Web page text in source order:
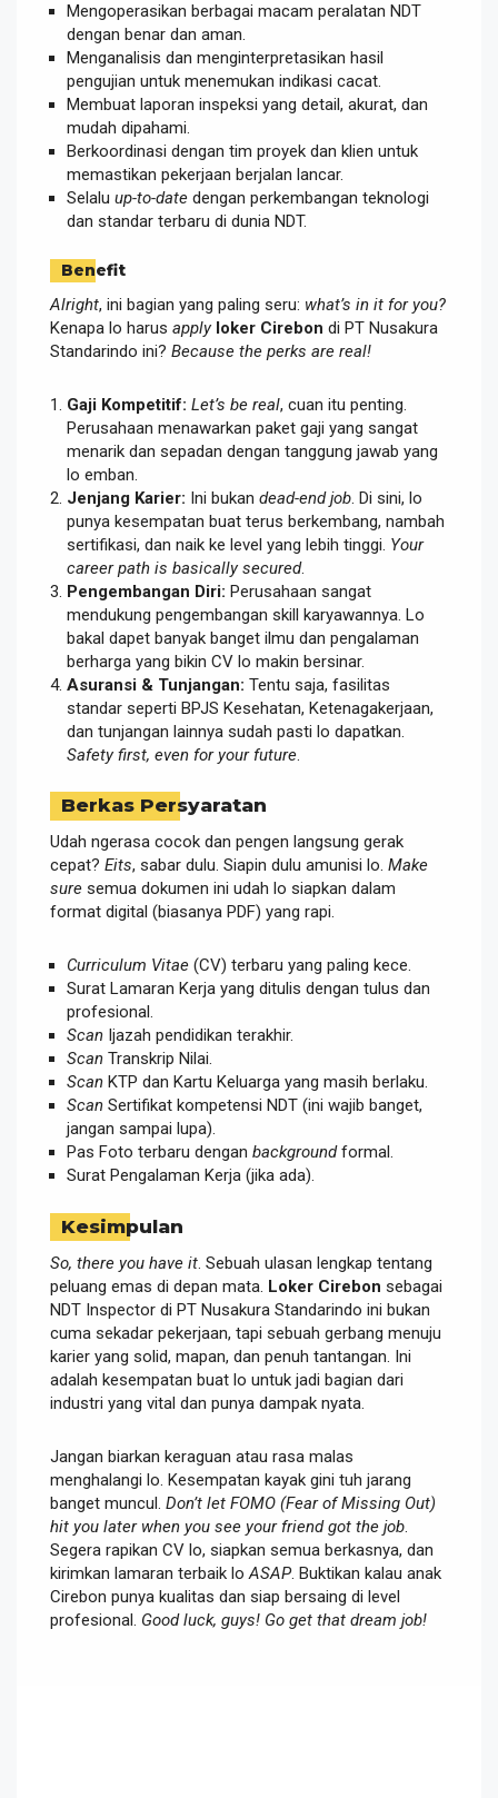
Mengoperasikan berbagai macam peralatan NDT
dengan benar dan aman.
Menganalisis dan menginterpretasikan hasil
pengujian untuk menemukan indikasi cacat.
Membuat laporan inspeksi yang detail, akurat, dan
mudah dipahami.
Berkoordinasi dengan tim proyek dan klien untuk
memastikan pekerjaan berjalan lancar.
Selalu up-to-date dengan perkembangan teknologi
dan standar terbaru di dunia NDT.
Benefit
Alright, ini bagian yang paling seru: what’s in it for you?
Kenapa lo harus apply loker Cirebon di PT Nusakura
Standarindo ini? Because the perks are real!
Gaji Kompetitif: Let’s be real, cuan itu penting.
Perusahaan menawarkan paket gaji yang sangat
menarik dan sepadan dengan tanggung jawab yang
lo emban.
Jenjang Karier: Ini bukan dead-end job . Di sini, lo
punya kesempatan buat terus berkembang, nambah
sertifikasi, dan naik ke level yang lebih tinggi. Your
career path is basically secured.
Pengembangan Diri: Perusahaan sangat
mendukung pengembangan skill karyawannya. Lo
bakal dapet banyak banget ilmu dan pengalaman
berharga yang bikin CV lo makin bersinar.
Asuransi & Tunjangan: Tentu saja, fasilitas
standar seperti BPJS Kesehatan, Ketenagakerjaan,
dan tunjangan lainnya sudah pasti lo dapatkan.
Safety first, even for your future
Berkas Persyaratan
Udah ngerasa cocok dan pengen langsung gerak
cepat? Eits, sabar dulu. Siapin dulu amunisi lo. Make
sure semua dokumen ini udah lo siapkan dalam
format digital (biasanya PDF) yang rapi.
Curriculum Vitae (CV) terbaru yang paling kece.
Surat Lamaran Kerja yang ditulis dengan tulus dan
profesional.
Scan Ijazah pendidikan terakhir.
Scan Transkrip Nilai.
Scan KTP dan Kartu Keluarga yang masih berlaku.
Scan Sertifikat kompetensi NDT (ini wajib banget,
jangan sampai lupa).
Pas Foto terbaru dengan backgroundformal.
Surat Pengalaman Kerja (jika ada).
Kesimpulan
So, there you have it . Sebuah ulasan lengkap tentang
peluang emas di depan mata. Loker Cirebon sebagai
NDT Inspector di PT Nusakura Standarindo ini bukan
cuma sekadar pekerjaan, tapi sebuah gerbang menuju
karier yang solid, mapan, dan penuh tantangan. Ini
adalah kesempatan buat lo untuk jadi bagian dari
industri yang vital dan punya dampak nyata.
Jangan biarkan keraguan atau rasa malas
menghalangi lo. Kesempatan kayak gini tuh jarang
banget muncul. Don’t let FOMO (Fear of Missing Out)
hit you later when you see your friend got the job
Segera rapikan CV lo, siapkan semua berkasnya, dan
kirimkan lamaran terbaik lo ASAP. Buktikan kalau anak
Cirebon punya kualitas dan siap bersaing di level
profesional. Good luck, guys! Go get that dream job!